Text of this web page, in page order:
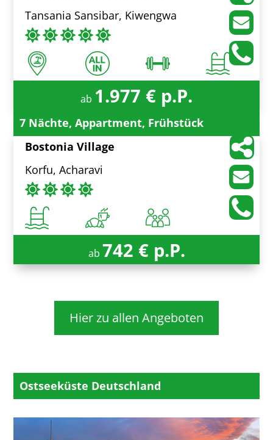
Tansania Sansibar, Kiwengwa
ab 1.977 € p.P.
7 Nächte, Appartment, Frühstück
Bostonia Village
Korfu, Acharavi
ab 742 € p.P.
Hier zu allen Angeboten
Ostseeküste Deutschland